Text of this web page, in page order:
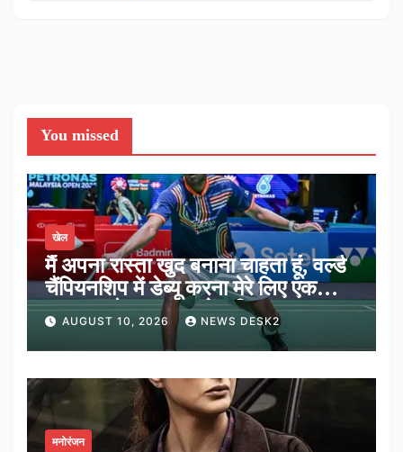
You missed
खेल
मैं अपना रास्ता खुद बनाना चाहता हूं, वर्ल्ड
चैंपियनशिप में डेब्यू करना मेरे लिए एक
शानदार मौका: आयुष शेट्टी
AUGUST 10, 2026 NEWS DESK2
मनोरंजन